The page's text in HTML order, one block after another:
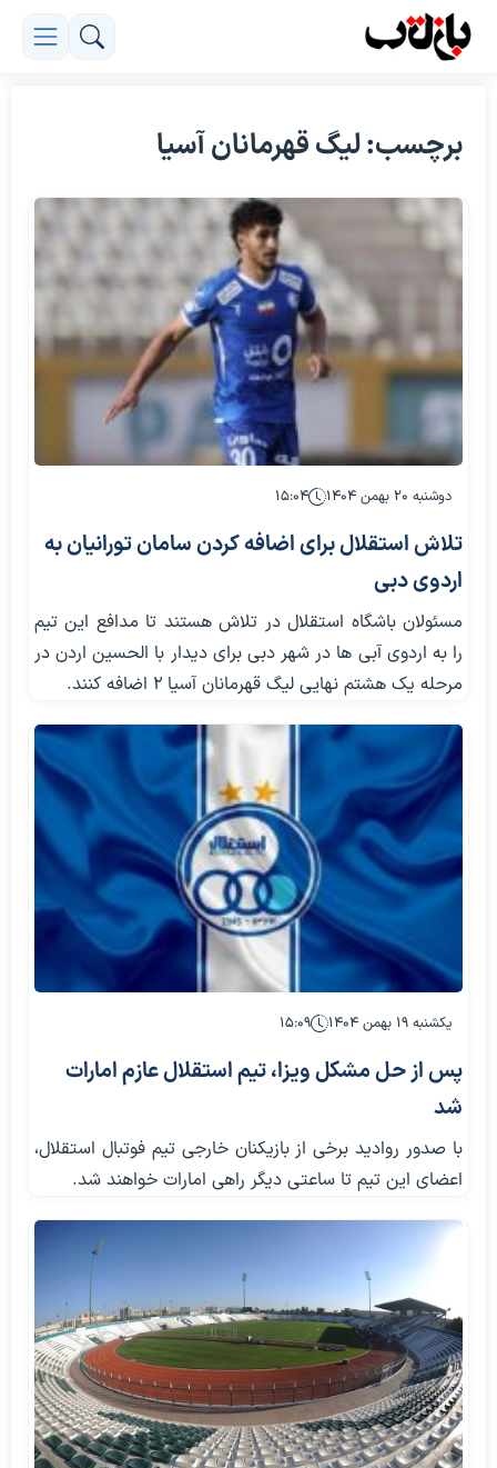
برچسب: لیگ قهرمانان آسیا
دوشنبه ۲۰ بهمن ۱۴۰۴ ۱۵:۰۴
تلاش استقلال برای اضافه کردن سامان تورانیان به
اردوی دبی
مسئولان باشگاه استقلال در تلاش هستند تا مدافع این تیم
را به اردوی آبی ها در شهر دبی برای دیدار با الحسین اردن در
مرحله یک هشتم نهایی لیگ قهرمانان آسیا ۲ اضافه کنند.
یکشنبه ۱۹ بهمن ۱۴۰۴ ۱۵:۰۹
پس از حل مشکل ویزا، تیم استقلال عازم امارات
شد
با صدور روادید برخی از بازیکنان خارجی تیم فوتبال استقلال،
اعضای این تیم تا ساعتی دیگر راهی امارات خواهند شد.